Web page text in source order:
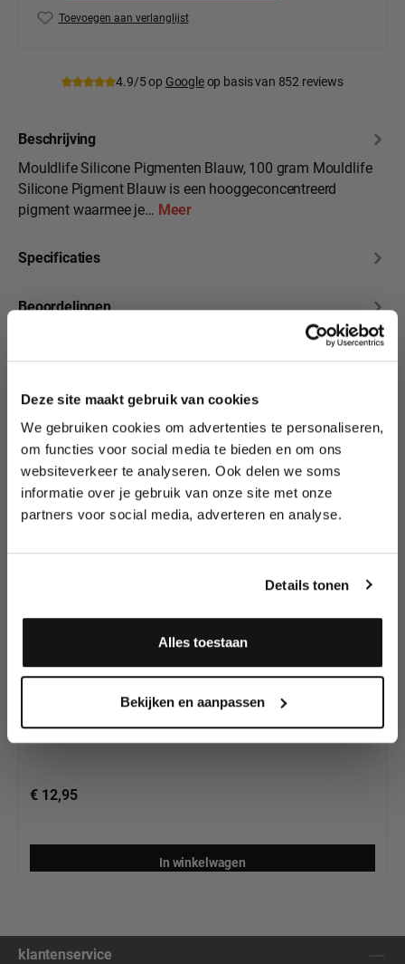
Deze site maakt gebruik van cookies
We gebruiken cookies om advertenties te personaliseren,
om functies voor social media te bieden en om ons
websiteverkeer te analyseren. Ook delen we soms
informatie over je gebruik van onze site met onze
partners voor social media, adverteren en analyse.
Details tonen
Alles toestaan
Bekijken en aanpassen
Toevoegen aan verlanglijst
4.9/5 op Googleop basis van 852 reviews
Beschrijving
Mouldlife Silicone Pigmenten Blauw, 100 gram Mouldlife
Silicone Pigment Blauw is een hooggeconcentreerd
pigment waarmee je… Meer
Specificaties
Beoordelingen
Productgalerij overslaan
Heb je onze andere
Silicone Pigmenten
al gezien?
Mouldlife Silicone Pigmenten (100 gram) Bruin
€ 12,95
In winkelwagen
klantenservice
10% korting?
Lees als eerste over nieuwe producten,
tutorials, aanbiedingen, evenementen,
wedstrijden en meer.
Meld je aan en ontvang direct
Ja, ik meld me aan